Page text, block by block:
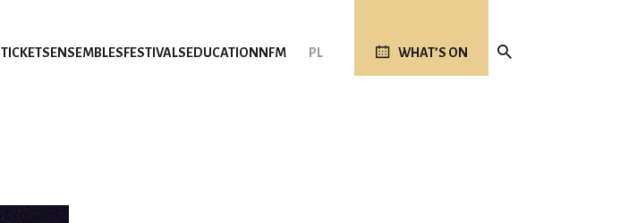
TICKETS ENSEMBLES FESTIVALS EDUCATION NFM PL WHAT’S ON